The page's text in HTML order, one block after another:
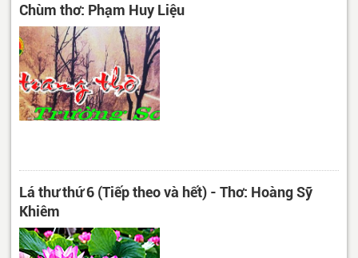
Chùm thơ: Phạm Huy Liệu
Lá thư thứ 6 (Tiếp theo và hết) - Thơ: Hoàng Sỹ
Khiêm